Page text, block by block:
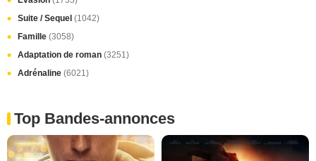
Suite / Sequel (1042)
Famille (3058)
Adaptation de roman (3251)
Adrénaline (6021)
Top Bandes-annonces